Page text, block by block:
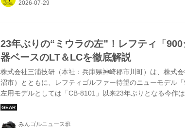
23年ぶりの“ミウラの左”！レフティ「
器ベースのLT＆LCを徹底解説
株式会社三浦技研（本社：兵庫県神崎郡市川町）は、株式
沼市）とともに、レフティゴルファー待望のニューモデル「
左用モデルとしては「CB-8101」以来23年ぶりとなる今作
1008」と「CB-302」の基本形状をレフティ向けに再構築し
みんゴルニュース班